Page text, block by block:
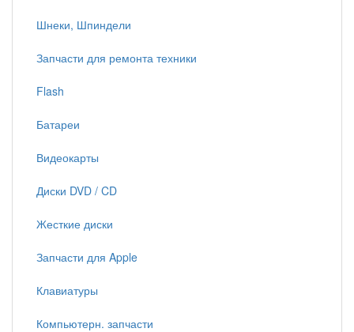
Шнеки, Шпиндели
Запчасти для ремонта техники
Flash
Батареи
Видеокарты
Диски DVD / CD
Жесткие диски
Запчасти для Apple
Клавиатуры
Компьютерн. запчасти